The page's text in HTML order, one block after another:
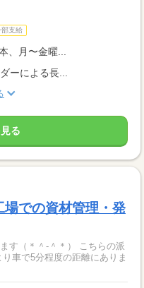
部支給
、月〜金曜...
ーによる長...
る
での資材管理・発
す（＊＾-＾＊） こちらの派
車で5分程度の距離にありま